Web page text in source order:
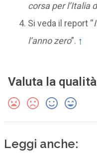
corsa per l’Italia
Si veda il report “
l’anno zero”. ↑
Valuta la
Leggi anche: